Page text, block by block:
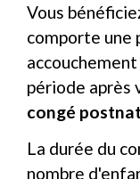
Vous
comporte une
période après
congé
La durée du
nombre